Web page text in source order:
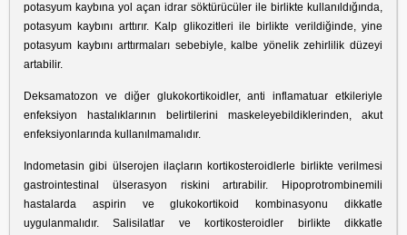
potasyum kaybına yol açan idrar söktürücüler ile birlikte kullanıldığında,
potasyum kaybını arttırır. Kalp glikozitleri ile birlikte verildiğinde, yine
potasyum kaybını arttırmaları sebebiyle, kalbe yönelik zehirlilik düzeyi
artabilir.
Deksamatozon ve diğer glukokortikoidler, anti inflamatuar etkileriyle
enfeksiyon hastalıklarının belirtilerini maskeleyebildiklerinden, akut
enfeksiyonlarında kullanılmamalıdır.
Indometasin gibi ülserojen ilaçların kortikosteroidlerle birlikte verilmesi
gastrointestinal ülserasyon riskini artırabilir. Hipoprotrombinemili
hastalarda aspirin ve glukokortikoid kombinasyonu dikkatle
uygulanmalıdır. Salisilatlar ve kortikosteroidler birlikte dikkatle